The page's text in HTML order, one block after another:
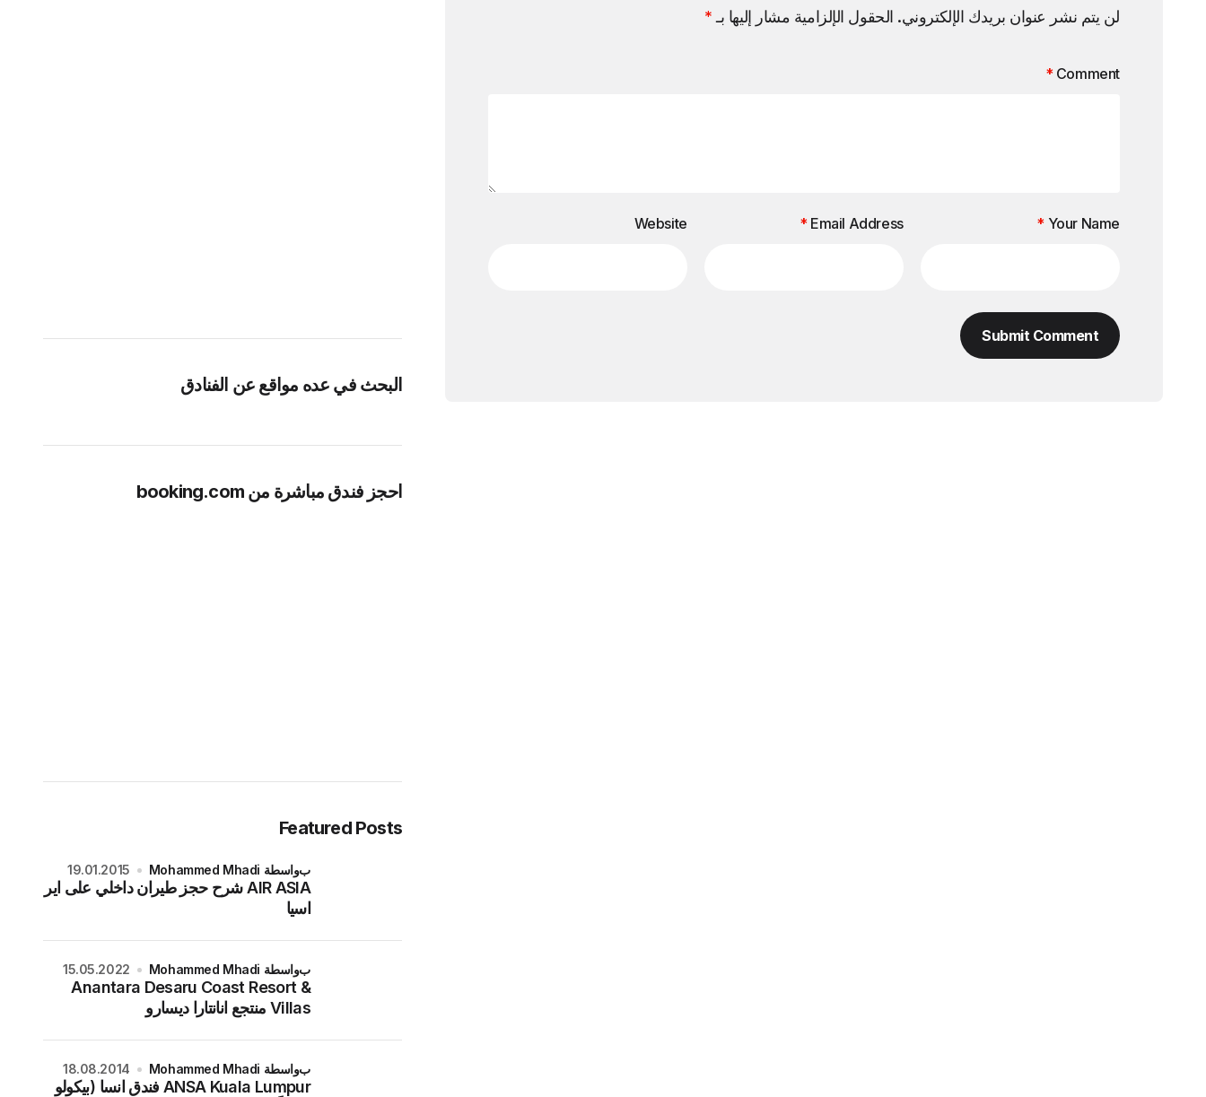
لن يتم نشر عنوان بريدك الإلكتروني. الحقول الإلزامية مشار إليها بـ *
Comment
*
Your Name
*
Email Address
*
Website
Submit Comment
البحث في عده مواقع عن الفنادق
احجز فندق مباشرة من booking.com
Featured Posts
AIR ASIA شرح حجز طيران داخلي على اير
اسيا
بواسطة Mohammed Mhadi 19.01.2015
Anantara Desaru Coast Resort &
Villas منتجع انانتارا ديسارو
بواسطة Mohammed Mhadi 15.05.2022
ANSA Kuala Lumpur فندق انسا (بيكولو
بواسطة Mohammed Mhadi 18.08.2014